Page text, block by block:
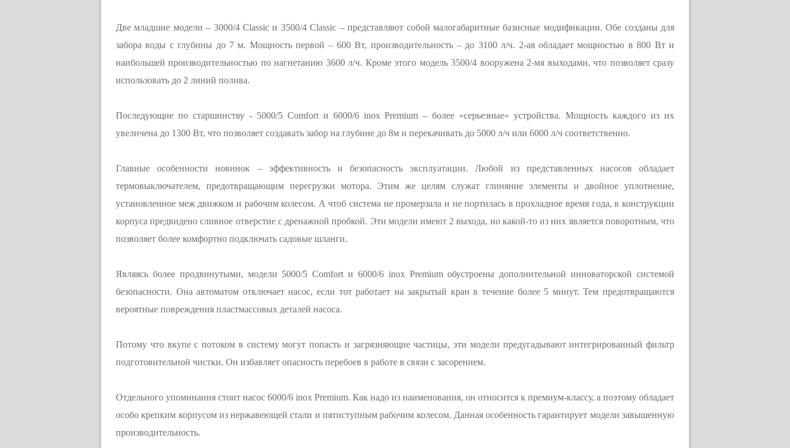
Две младшие модели – 3000/4 Classic и 3500/4 Classic – представляют собой малогабаритные базисные модификации. Обе созданы для
забора воды с глубины до 7 м. Мощность первой – 600 Вт, производительность – до 3100 л/ч. 2-ая обладает мощностью в 800 Вт и
наибольшей производительностью по нагнетанию 3600 л/ч. Кроме этого модель 3500/4 вооружена 2-мя выходами, что позволяет сразу
использовать до 2 линий полива.
Последующие по старшинству - 5000/5 Comfort и 6000/6 inox Premium – более «серьезные» устройства. Мощность каждого из их
увеличена до 1300 Вт, что позволяет создавать забор на глубине до 8м и перекачивать до 5000 л/ч или 6000 л/ч соответственно.
Главные особенности новинок – эффективность и безопасность эксплуатации. Любой из представленных насосов обладает
термовыключателем, предотвращающим перегрузки мотора. Этим же целям служат глиняние элементы и двойное уплотнение,
установленное меж движком и рабочим колесом. А чтоб система не промерзала и не портилась в прохладное время года, в конструкции
корпуса предвидено сливное отверстие с дренажной пробкой. Эти модели имеют 2 выхода, но какой-то из них является поворотным, что
позволяет более комфортно подключать садовые шланги.
Являясь более продвинутыми, модели 5000/5 Comfort и 6000/6 inox Premium обустроены дополнительной инноваторской системой
безопасности. Она автоматом отключает насос, если тот работает на закрытый кран в течение более 5 минут. Тем предотвращаются
вероятные повреждения пластмассовых деталей насоса.
Потому что вкупе с потоком в систему могут попасть и загрязняющие частицы, эти модели предугадывают интегрированный фильтр
подготовительной чистки. Он избавляет опасность перебоев в работе в связи с засорением.
Отдельного упоминания стоит насос 6000/6 inox Premium. Как надо из наименования, он относится к премиум-классу, а поэтому обладает
особо крепким корпусом из нержавеющей стали и пятиступным рабочим колесом. Данная особенность гарантирует модели завышенную
производительность.